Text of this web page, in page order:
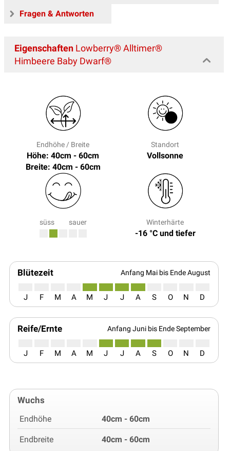
Fragen & Antworten
Eigenschaften Lowberry® Alltimer®
Himbeere Baby Dwarf®
Endhöhe / Breite
Höhe: 40cm - 60cm
Breite: 40cm - 60cm
Standort
Vollsonne
süss sauer Winterhärte
-16 °C und tiefer
Blütezeit Anfang Mai bis Ende August
J F M A M J J A S O N D
Reife/Ernte Anfang Juni bis Ende September
J F M A M J J A S O N D
Wuchs
Endhöhe 40cm - 60cm
Endbreite 40cm - 60cm